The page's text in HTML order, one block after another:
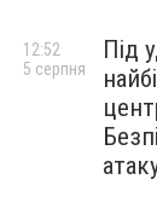
Під
12:52
5 серпня